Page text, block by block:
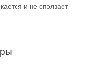
и не сползает